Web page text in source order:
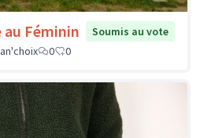
Féminin
Soumis au vote
0 0